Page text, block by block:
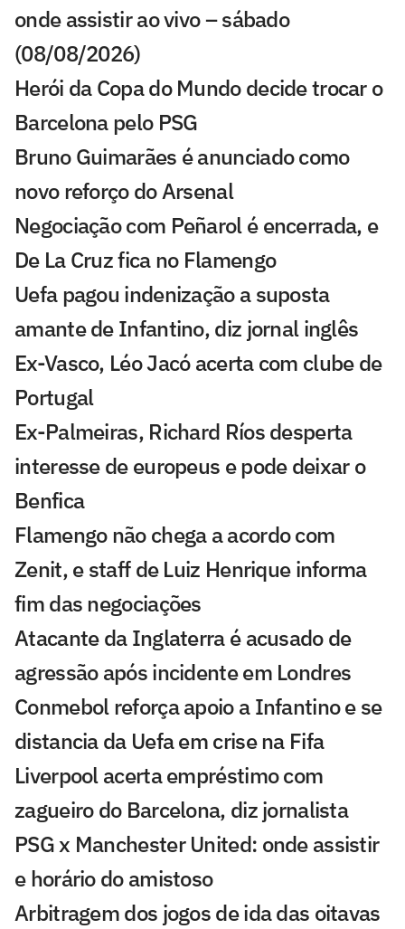
onde assistir ao vivo – sábado
(08/08/2026)
Herói da Copa do Mundo decide trocar o
Barcelona pelo PSG
Bruno Guimarães é anunciado como
novo reforço do Arsenal
Negociação com Peñarol é encerrada, e
De La Cruz fica no Flamengo
Uefa pagou indenização a suposta
amante de Infantino, diz jornal inglês
Ex-Vasco, Léo Jacó acerta com clube de
Portugal
Ex-Palmeiras, Richard Ríos desperta
interesse de europeus e pode deixar o
Benfica
Flamengo não chega a acordo com
Zenit, e staff de Luiz Henrique informa
fim das negociações
Atacante da Inglaterra é acusado de
agressão após incidente em Londres
Conmebol reforça apoio a Infantino e se
distancia da Uefa em crise na Fifa
Liverpool acerta empréstimo com
zagueiro do Barcelona, diz jornalista
PSG x Manchester United: onde assistir
e horário do amistoso
Arbitragem dos jogos de ida das oitavas